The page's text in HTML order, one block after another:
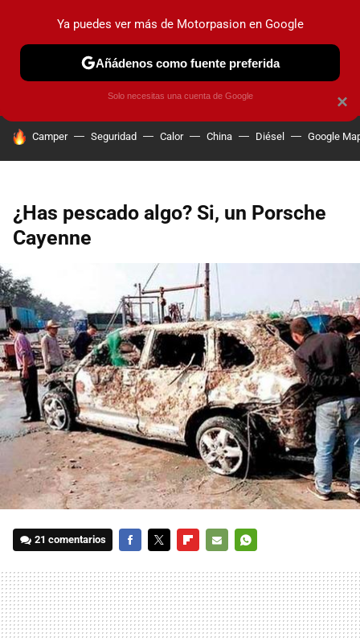
PRUEBAS COCHES ELÉCTRICOS OBSERVATORIO
HOY SE HABLA DE
Camper Seguridad Calor China Diésel Google
¿Has pescado algo? Si, un Porsche
Cayenne
21 comentarios
MAIL
×
Ya puedes ver más de Motorpasion en Google
Añádenos como fuente preferida
Solo necesitas una cuenta de Google